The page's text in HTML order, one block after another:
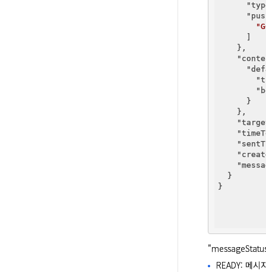
      ]
    },
      }
    },
  }
}
READY: 메시